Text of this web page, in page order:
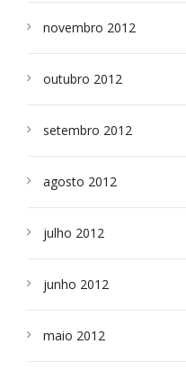
novembro 2012
outubro 2012
setembro 2012
agosto 2012
julho 2012
junho 2012
maio 2012